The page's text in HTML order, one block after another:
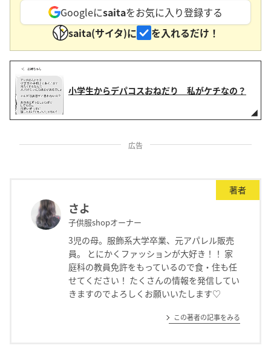
Googleにsaitaをお気に入り登録する
saita(サイタ)に
を入れるだけ！
小学生からデパコスおねだり 私がケチなの？
広告
著者
さよ
子供服shopオーナー
3児の母。服飾系大学卒業、元アパレル販売
員。 とにかくファッションが大好き！！ 家
庭科の教員免許をもっているので食・住も任
せてください！ たくさんの情報を発信してい
きますのでよろしくお願いいたします♡
この著者の記事をみる